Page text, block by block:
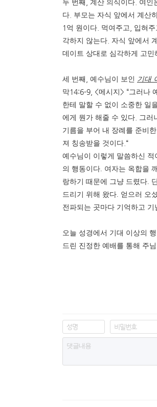
두 번째 계산 의식이다 여인
다 부모는 자식 앞에서 계산
1 억 원이다 먹여주고 입혀주
각하지 않는다 자식 앞에서
데이트 상대로 심각하게 고민
세 번째 예수님이 보인 기대
막14:6-9, <메시지 > “그러나
한테 말할 수 없이 소중한 일
에게 뭔가 해줄 수 있다 그러
기름을 부어 내 장례를 준비
져 칭송받을 것이다 .“
예수님이 이렇게 말씀하신 적
의 행동이다. 여자는 옥합을
랑하기 때문에 그냥 드렸다.
드리기 위해 왔다. 얻으러 오
전파되는 곳마다 기억하고
오늘 성경에서 기대 이상의
드린 진정한 예배를 통해 주